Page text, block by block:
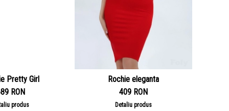
Pretty Girl
RON
produs
Rochie eleganta
409 RON
Detaliu produs